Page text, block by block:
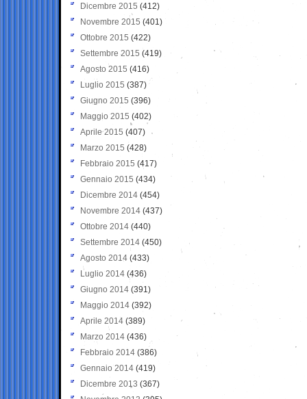
Dicembre 2015 (412)
Novembre 2015 (401)
Ottobre 2015 (422)
Settembre 2015 (419)
Agosto 2015 (416)
Luglio 2015 (387)
Giugno 2015 (396)
Maggio 2015 (402)
Aprile 2015 (407)
Marzo 2015 (428)
Febbraio 2015 (417)
Gennaio 2015 (434)
Dicembre 2014 (454)
Novembre 2014 (437)
Ottobre 2014 (440)
Settembre 2014 (450)
Agosto 2014 (433)
Luglio 2014 (436)
Giugno 2014 (391)
Maggio 2014 (392)
Aprile 2014 (389)
Marzo 2014 (436)
Febbraio 2014 (386)
Gennaio 2014 (419)
Dicembre 2013 (367)